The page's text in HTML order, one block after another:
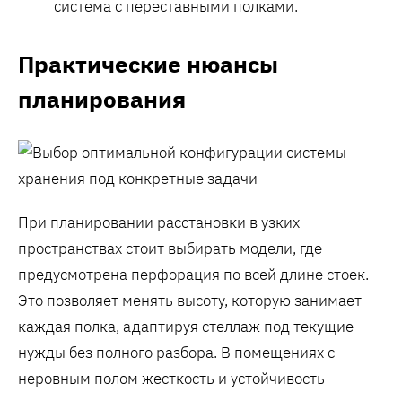
система с переставными полками.
Практические нюансы
планирования
При планировании расстановки в узких
пространствах стоит выбирать модели, где
предусмотрена перфорация по всей длине стоек.
Это позволяет менять высоту, которую занимает
каждая полка, адаптируя стеллаж под текущие
нужды без полного разбора. В помещениях с
неровным полом жесткость и устойчивость